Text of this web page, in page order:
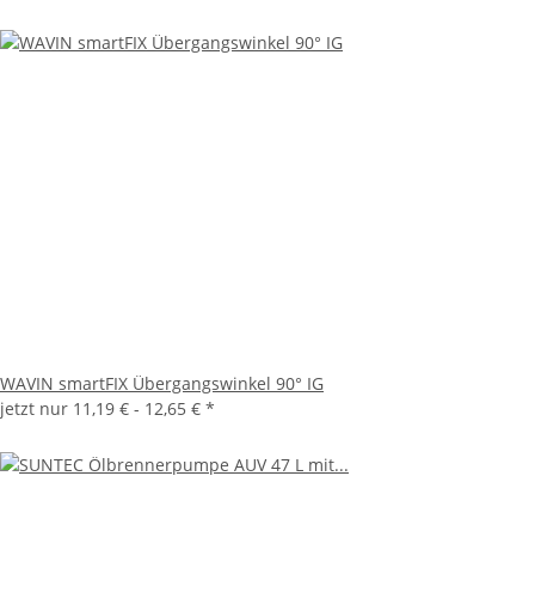
WAVIN smartFIX Übergangswinkel 90° IG
jetzt nur 11,19 € - 12,65 € *